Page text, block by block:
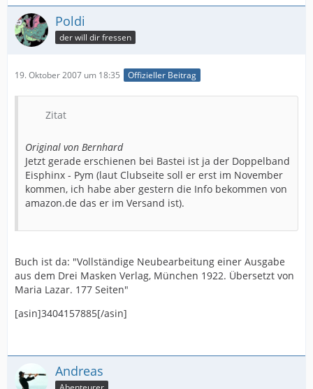
Poldi
der will dir fressen
19. Oktober 2007 um 18:35 Offizieller Beitrag
Zitat
Original von Bernhard
Jetzt gerade erschienen bei Bastei ist ja der Doppelband
Eisphinx - Pym (laut Clubseite soll er erst im November
kommen, ich habe aber gestern die Info bekommen von
amazon.de das er im Versand ist).
Buch ist da: "Vollständige Neubearbeitung einer Ausgabe
aus dem Drei Masken Verlag, München 1922. Übersetzt von
Maria Lazar. 177 Seiten"
[asin]3404157885[/asin]
Andreas